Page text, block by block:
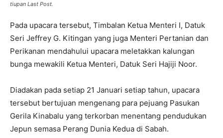
tiupan Last Post.
Pada upacara tersebut, Timbalan Ketua Menteri I, Datuk
Seri Jeffrey G. Kitingan yang juga Menteri Pertanian dan
Perikanan mendahului upacara meletakkan kalungan
bunga mewakili Ketua Menteri, Datuk Seri Hajiji Noor.
Diadakan pada setiap 21 Januari setiap tahun, upacara
tersebut bertujuan mengenang para pejuang Pasukan
Gerila Kinabalu yang terkorban menentang pendudukan
Jepun semasa Perang Dunia Kedua di Sabah.